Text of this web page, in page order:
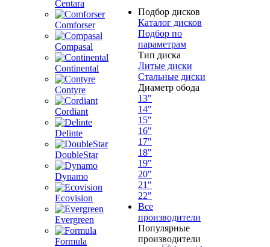
Centara
Comforser
Compasal
Continental
Contyre
Cordiant
Delinte
DoubleStar
Dynamo
Ecovision
Evergreen
Formula
Подбор дисков
Каталог дисков
Подбор по
параметрам
Тип диска
Литые диски
Стальные диски
Диаметр обода
13"
14"
15"
16"
17"
18"
19"
20"
21"
22"
Все
производители
Популярные
производители